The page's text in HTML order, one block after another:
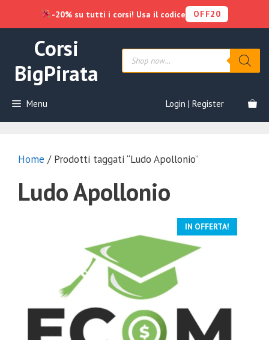
contenuto
Corsi
BigPirata
Products
search
Menu Login | Register
Home / Prodotti taggati “Ludo Apollonio”
Ludo Apollonio
IN OFFERTA!
-20% su tutti i corsi! Usa il codice OFF20